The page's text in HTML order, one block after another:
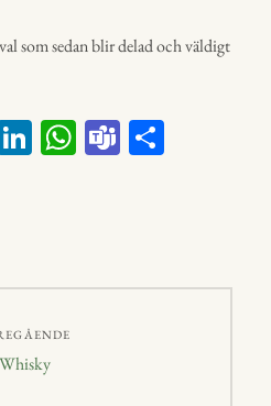
som sedan blir delad och väldigt
Li W
p
Te
Föregående
Whisky